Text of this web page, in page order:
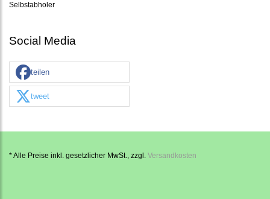
Selbstabholer
Social Media
teilen
tweet
* Alle Preise inkl. gesetzlicher MwSt., zzgl. Versandkosten